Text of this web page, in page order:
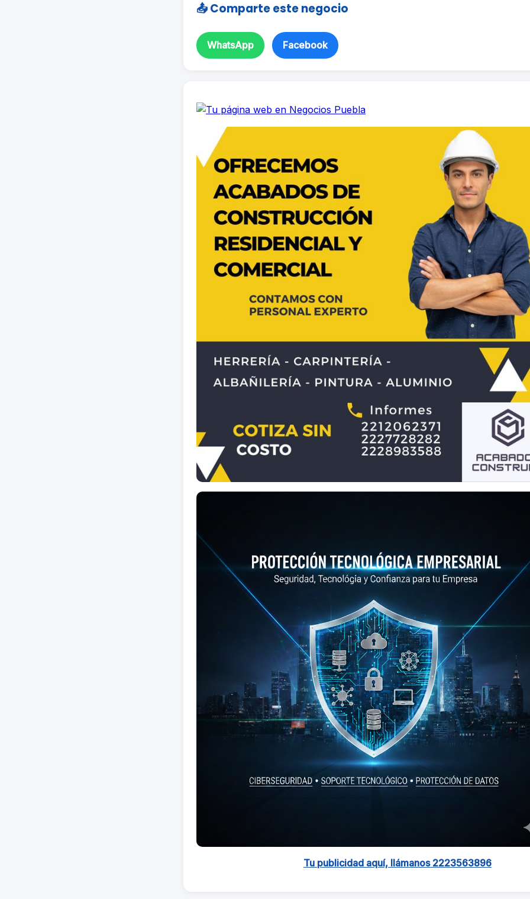
📤 Comparte este negocio
WhatsApp Facebook
Tu publicidad aquí, llámanos 2223563896